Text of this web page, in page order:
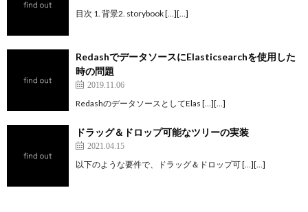
目次 1. 背景2. storybook […][…]
RedashでデータソースにElasticsearchを使用した
時の問題
2019.11.06
RedashのデータソースとしてElas […][…]
ドラッグ＆ドロップ可能なツリーの実装
2021.04.15
以下のような要件で、ドラッグ＆ドロップ可 […][…]